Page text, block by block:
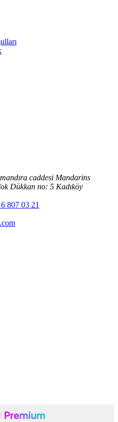
caddesi Mandarins
Dükkan no: 5 Kadıköy
807 03 21